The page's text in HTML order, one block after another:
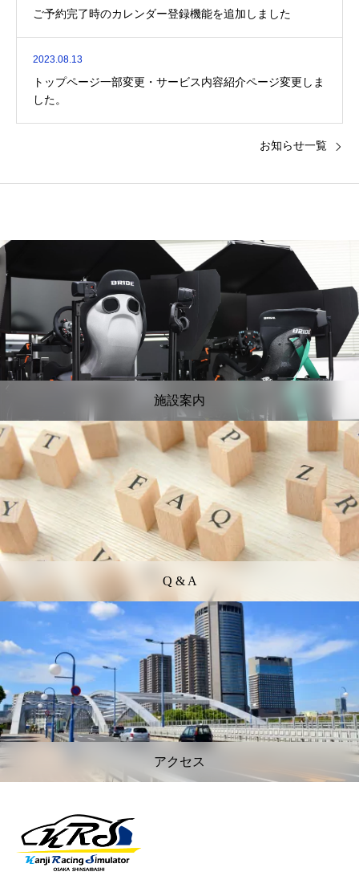
ご予約完了時のカレンダー登録機能を追加しました
2023.08.13
トップページ一部変更・サービス内容紹介ページ変更しま
した。
お知らせ一覧
施設案内
Q & A
アクセス